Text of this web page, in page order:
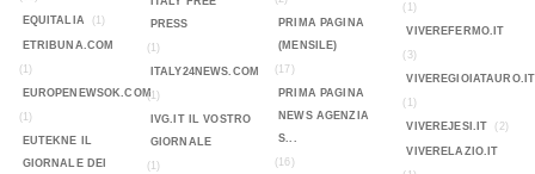
EQUITALIA
(1)
ETRIBUNA.COM
(1)
EUROPENEWSOK.COM
(1)
EUTEKNE IL
GIORNALE DEI
PRESS
(1)
ITALY24NEWS.COM
(1)
IVG.IT IL VOSTRO
GIORNALE
(1)
PRIMA PAGINA
(MENSILE)
(17)
PRIMA PAGINA
NEWS AGENZIA
S...
(16)
(1)
VIVEREFERMO.IT
(3)
VIVEREGIOIATAURO.IT
(1)
VIVEREJESI.IT
(2)
VIVERELAZIO.IT